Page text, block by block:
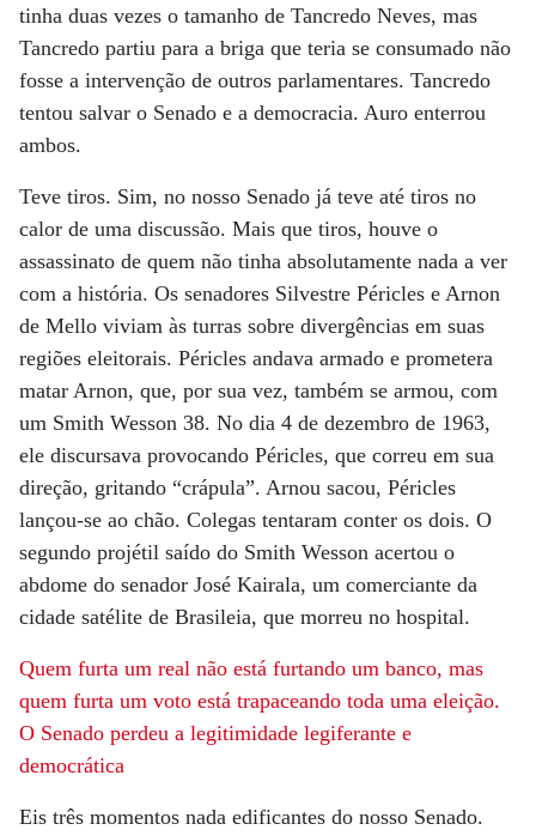
tinha duas vezes o tamanho de Tancredo Neves, mas
Tancredo partiu para a briga que teria se consumado não
fosse a intervenção de outros parlamentares. Tancredo
tentou salvar o Senado e a democracia. Auro enterrou
ambos.
Teve tiros. Sim, no nosso Senado já teve até tiros no
calor de uma discussão. Mais que tiros, houve o
assassinato de quem não tinha absolutamente nada a ver
com a história. Os senadores Silvestre Péricles e Arnon
de Mello viviam às turras sobre divergências em suas
regiões eleitorais. Péricles andava armado e prometera
matar Arnon, que, por sua vez, também se armou, com
um Smith Wesson 38. No dia 4 de dezembro de 1963,
ele discursava provocando Péricles, que correu em sua
direção, gritando “crápula”. Arnou sacou, Péricles
lançou-se ao chão. Colegas tentaram conter os dois. O
segundo projétil saído do Smith Wesson acertou o
abdome do senador José Kairala, um comerciante da
cidade satélite de Brasileia, que morreu no hospital.
Quem furta um real não está furtando um banco, mas
quem furta um voto está trapaceando toda uma eleição.
O Senado perdeu a legitimidade legiferante e
democrática
Eis três momentos nada edificantes do nosso Senado.